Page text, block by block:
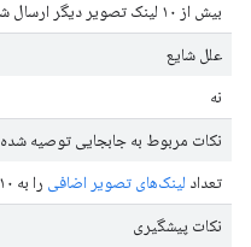
بیش از ۱۰ لینک تصویر دیگر ارسال شد.
علل شایع
نه
نکات مربوط به جابجایی توصیه شده
تعداد لینک‌های تصویر اضافی را به ۱۰ عدد محدود کنید.
نکات پیشگیری